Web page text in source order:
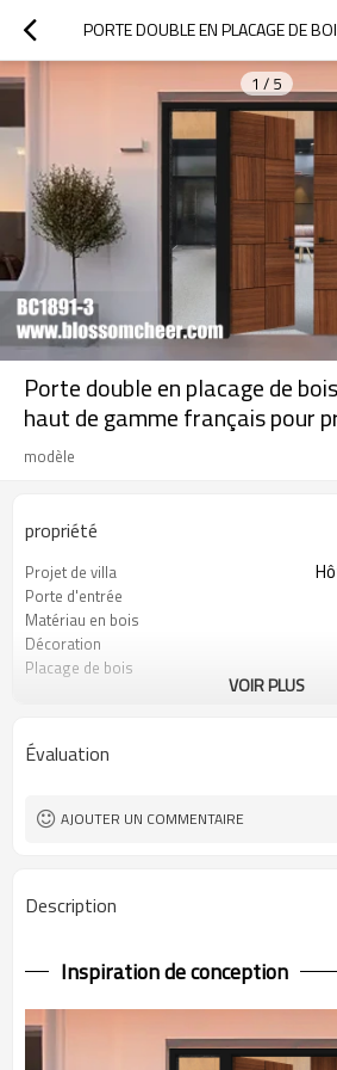
1 / 5
Porte double en placage de
haut de gamme français pour
modèle
propriété
Projet de villa
Porte d'entrée
Matériau en bois
Décoration
Placage de bois
Personnaliser la couleur
Personnaliser le style
VOIR PLUS
Évaluation
AJOUTER UN COMMENTAIRE
Description
Inspiration de conception